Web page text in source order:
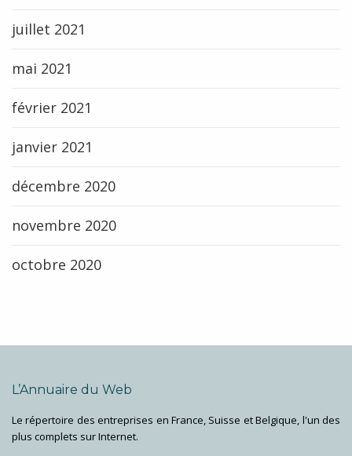
juillet 2021
mai 2021
février 2021
janvier 2021
décembre 2020
novembre 2020
octobre 2020
L’Annuaire du Web
Le répertoire des entreprises en France, Suisse et Belgique, l'un des
plus complets sur Internet.